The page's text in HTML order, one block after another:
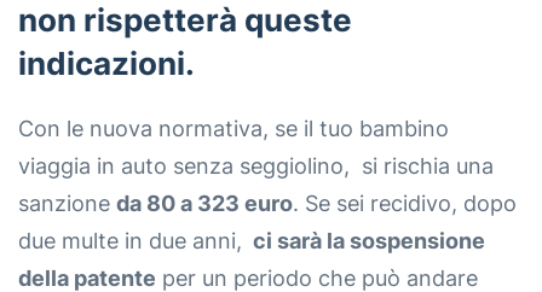
non rispetterà queste
indicazioni.
Con le nuova normativa, se il tuo bambino
viaggia in auto senza seggiolino, si rischia una
sanzione da 80 a 323 euro. Se sei recidivo, dopo
due multe in due anni, ci sarà la sospensione
della patente per un periodo che può andare